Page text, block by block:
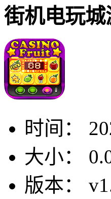
街机电玩
时间：
大小：
版本：